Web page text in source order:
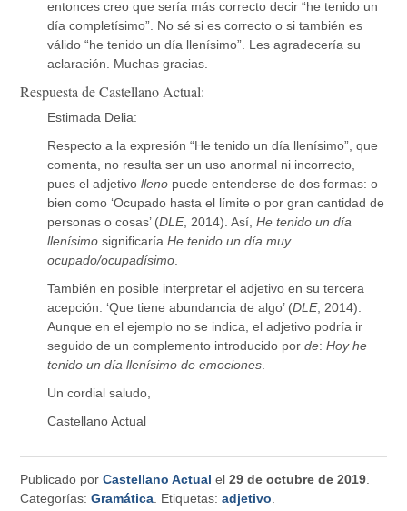
entonces creo que sería más correcto decir “he tenido un
día completísimo”. No sé si es correcto o si también es
válido “he tenido un día llenísimo”. Les agradecería su
aclaración. Muchas gracias.
Respuesta de Castellano Actual:
Estimada Delia:
Respecto a la expresión “He tenido un día llenísimo”, que
comenta, no resulta ser un uso anormal ni incorrecto,
pues el adjetivolleno puede entenderse de dos formas: o
bien como ‘Ocupado hasta el límite o por gran cantidad de
personas o cosas’ (DLE, 2014). Así,He tenido un día
llenísimo significaríaHe tenido un día muy
ocupado/ocupadísimo
También en posible interpretar el adjetivo en su tercera
acepción: ‘Que tiene abundancia de algo’ (DLE, 2014).
Aunque en el ejemplo no se indica, el adjetivo podría ir
seguido de un complemento introducido porde:Hoy he
tenido un día llenísimo de emociones
Un cordial saludo,
Castellano Actual
Publicado porCastellano Actual el29 de octubre de 2019
Categorías:Gramática . Etiquetas:adjetivo